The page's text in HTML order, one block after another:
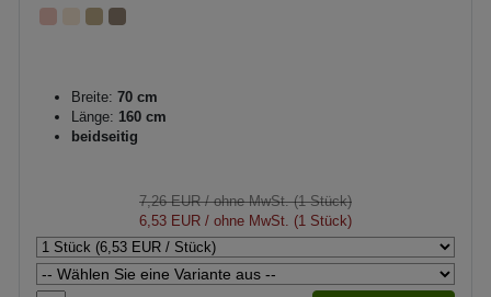
Breite: 70 cm
Länge: 160 cm
beidseitig
7,26 EUR/ ohne MwSt. (1 Stück)
6,53 EUR / ohne MwSt. (1 Stück)